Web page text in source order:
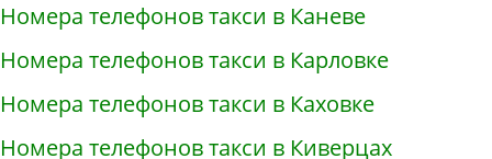
Номера телефонов такси в Каневе
Номера телефонов такси в Карловке
Номера телефонов такси в Каховке
Номера телефонов такси в Киверцах